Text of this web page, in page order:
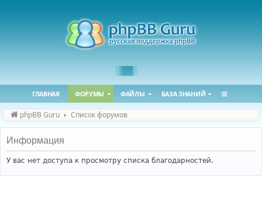
ГЛАВНАЯ ФОРУМЫ ФАЙЛЫ БАЗА ЗНАНИЙ
phpBB Guru Список форумов
Информация
У вас нет доступа к просмотру списка благодарностей.